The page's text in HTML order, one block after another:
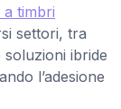
a timbri
settori, tra
ibride
l’adesione